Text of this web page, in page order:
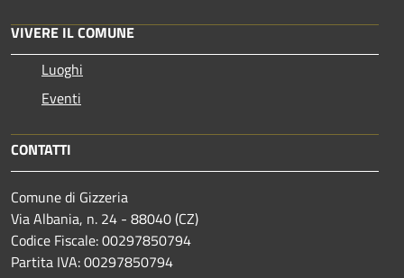
VIVERE IL COMUNE
Luoghi
Eventi
CONTATTI
Comune di Gizzeria
Via Albania, n. 24 - 88040 (CZ)
Codice Fiscale: 00297850794
Partita IVA: 00297850794